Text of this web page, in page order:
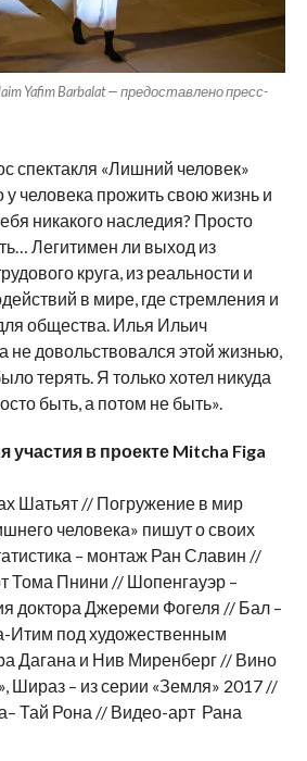
Yafim Barbalat — предоставлено пресс-
спектакля «Лишний человек»
у человека прожить свою жизнь и
никакого наследия? Просто
Легитимен ли выход из
круга, из реальности и
в мире, где стремления и
общества. Илья Ильич
не довольствовался этой жизнью,
терять. Я только хотел никуда
быть, а потом не быть».
в проекте Mitcha Figa
Шатьят // Погружение в мир
человека» пишут о своих
– монтаж Ран Славин //
Тома Пнини // Шопенгауэр –
доктора Джереми Фогеля // Бал –
Итим под художественным
Дагана и Нив Миренберг // Вино
Шираз – из серии «Земля» 2017 //
Тай Рона // Видео-арт Рана